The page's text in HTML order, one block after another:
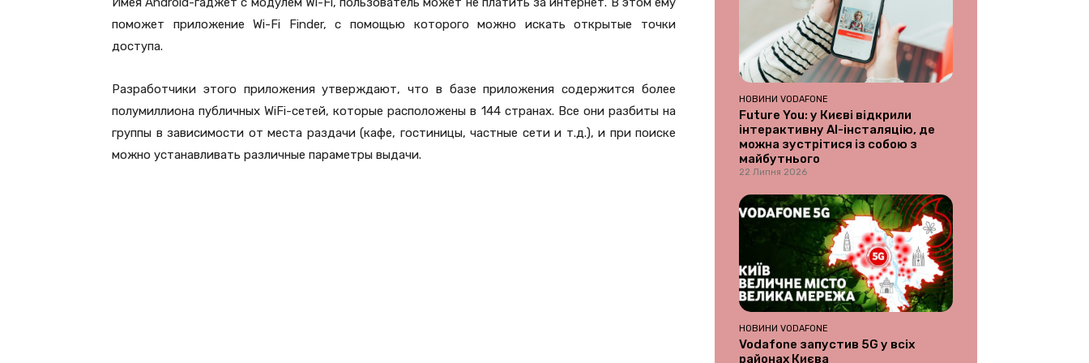
поможет приложение Wi-Fi Finder, с помощью которого можно искать открытые точки
доступа.
Разработчики этого приложения утверждают, что в базе приложения содержится более
полумиллиона публичных WiFi-сетей, которые расположены в 144 странах. Все они разбиты на
группы в зависимости от места раздачи (кафе, гостиницы, частные сети и т.д.), и при поиске
можно устанавливать различные параметры выдачи.
НОВИНИ VODAFONE
Future You: у Києві відкрили
інтерактивну AI-інсталяцію, де
можна зустрітися із собою з
майбутнього
22 Липня 2026
НОВИНИ VODAFONE
Vodafone запустив 5G у всіх
районах Києва